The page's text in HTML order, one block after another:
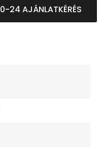
0-24 AJÁNLATKÉRÉS